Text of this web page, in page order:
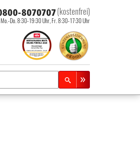
(kostenfrei)
Mo.-Do. 8:30-19:30 Uhr, Fr. 8:30-17:30 Uhr